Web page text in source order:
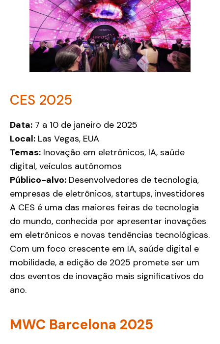
CES 2025
Data: 7 a 10 de janeiro de 2025
Local: Las Vegas, EUA
Temas: Inovação em eletrônicos, IA, saúde
digital, veículos autônomos
Público-alvo: Desenvolvedores de tecnologia,
empresas de eletrônicos, startups, investidores
A CES é uma das maiores feiras de tecnologia
do mundo, conhecida por apresentar inovações
em eletrônicos e novas tendências tecnológicas.
Com um foco crescente em IA, saúde digital e
mobilidade, a edição de 2025 promete ser um
dos eventos de inovação mais significativos do
ano.
MWC Barcelona 2025